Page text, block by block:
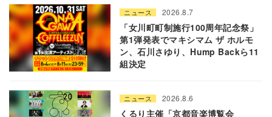
ニュース 2026.8.7
「女川町町制施行100周年記念祭」
第1弾発表でマキシマム ザ ホルモ
ン、石川さゆり、Hump Backら11
組決定
ニュース 2026.8.6
くるり主催「京都音楽博覧会